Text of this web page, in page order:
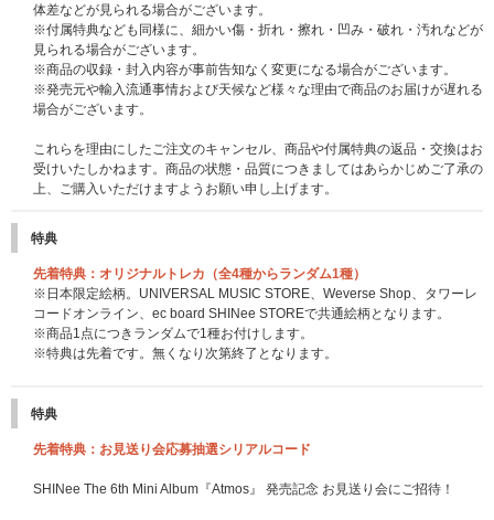
体差などが見られる場合がございます。
※付属特典なども同様に、細かい傷・折れ・擦れ・凹み・破れ・汚れなどが
見られる場合がございます。
※商品の収録・封入内容が事前告知なく変更になる場合がございます。
※発売元や輸入流通事情および天候など様々な理由で商品のお届けが遅れる
場合がございます。
これらを理由にしたご注文のキャンセル、商品や付属特典の返品・交換はお
受けいたしかねます。商品の状態・品質につきましてはあらかじめご了承の
上、ご購入いただけますようお願い申し上げます。
特典
先着特典：オリジナルトレカ（全4種からランダム1種）
※日本限定絵柄。UNIVERSAL MUSIC STORE、Weverse Shop、タワーレ
コードオンライン、ec board SHINee STOREで共通絵柄となります。
※商品1点につきランダムで1種お付けします。
※特典は先着です。無くなり次第終了となります。
特典
先着特典：お見送り会応募抽選シリアルコード
SHINee The 6th Mini Album『Atmos』 発売記念 お見送り会にご招待！